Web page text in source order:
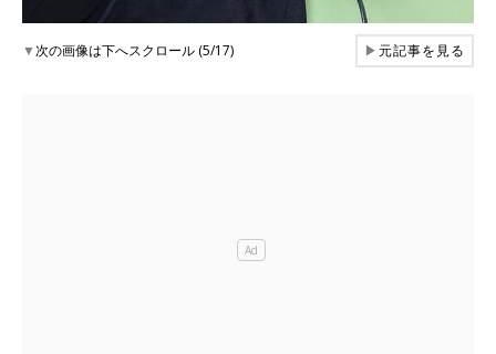
▼次の画像は下へスクロール (5/17) ▶元記事を見る